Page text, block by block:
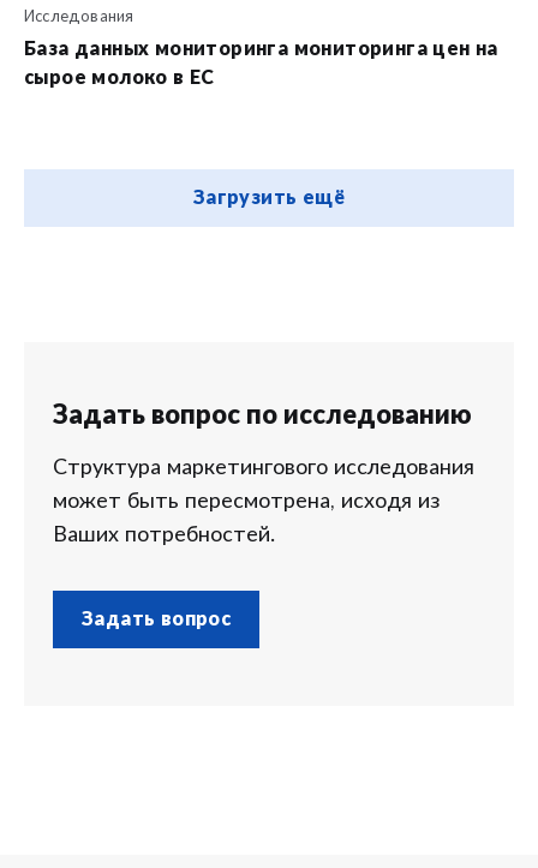
Исследования
База данных мониторинга мониторинга цен на
сырое молоко в ЕС
Загрузить ещё
Задать вопрос по исследованию
Структура маркетингового исследования
может быть пересмотрена, исходя из
Ваших потребностей.
Задать вопрос